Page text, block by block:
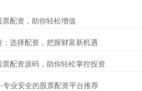
配资，助你轻松增值
选择配资，把握财富新机遇
配资源码，助你轻松掌控投资
业安全的股票配资平台推荐